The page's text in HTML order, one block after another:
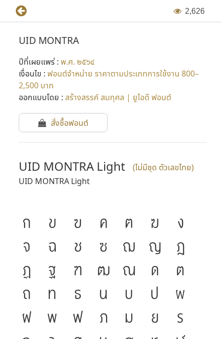
2,626
UID MONTRA
ปีที่เผยแพร่ : พ.ศ. ๒๕๖๔
เงื่อนไข : ฟอนต์จำหน่าย ราคาตามประเภทการใช้งาน 800–
2,500 บาท
ออกแบบโดย : สร้างสรรค์ สมกุศล | ยูไอดี ฟอนต์
สั่งซื้อฟอนต์
UID MONTRA Light
(ไม่มีชุด ตัวเลขไทย)
UID MONTRA Light
ก ข ฃ ค ฅ ฆ
ง
จ
ฉ ช ซ ฌ ญ
ฎ
ฏ
ฐ ฑ ฒ ณ ด
ต
ถ
ท ธ น บ ป
ผ
ฝ
พ ฟ ภ ม ย
ร